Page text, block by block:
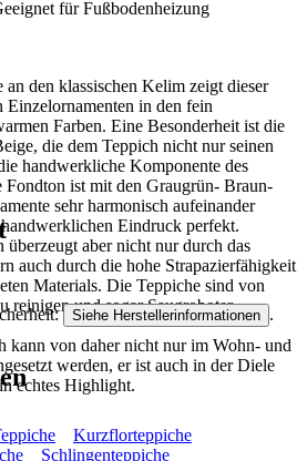
für Fußbodenheizung
den klassischen Kelim zeigt dieser
Einzelornamenten in den fein
Farben. Eine Besonderheit ist die
die dem Teppich nicht nur seinen
handwerkliche Komponente des
Fondton ist mit den Graugrün- Braun-
sehr harmonisch aufeinander
Eindruck perfekt.
aber nicht nur durch das
auch durch die hohe Strapazierfähigkeit
Materials. Die Teppiche sind von
reinigen und sogar Saugroboter
kann von daher nicht nur im Wohn- und
werden, er ist auch in der Diele
echtes Highlight.
Siehe Herstellerinformationen .
Kurzflorteppiche
Schlingenteppiche